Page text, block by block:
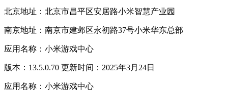
北京地址：北京市昌平区安居路小米智慧产业园
南京地址：南京市建邺区永初路37号小米华东总部
应用名称：小米游戏中心
版本：13.5.0.70 更新时间：2025年3月24日
应用名称：小米游戏中心